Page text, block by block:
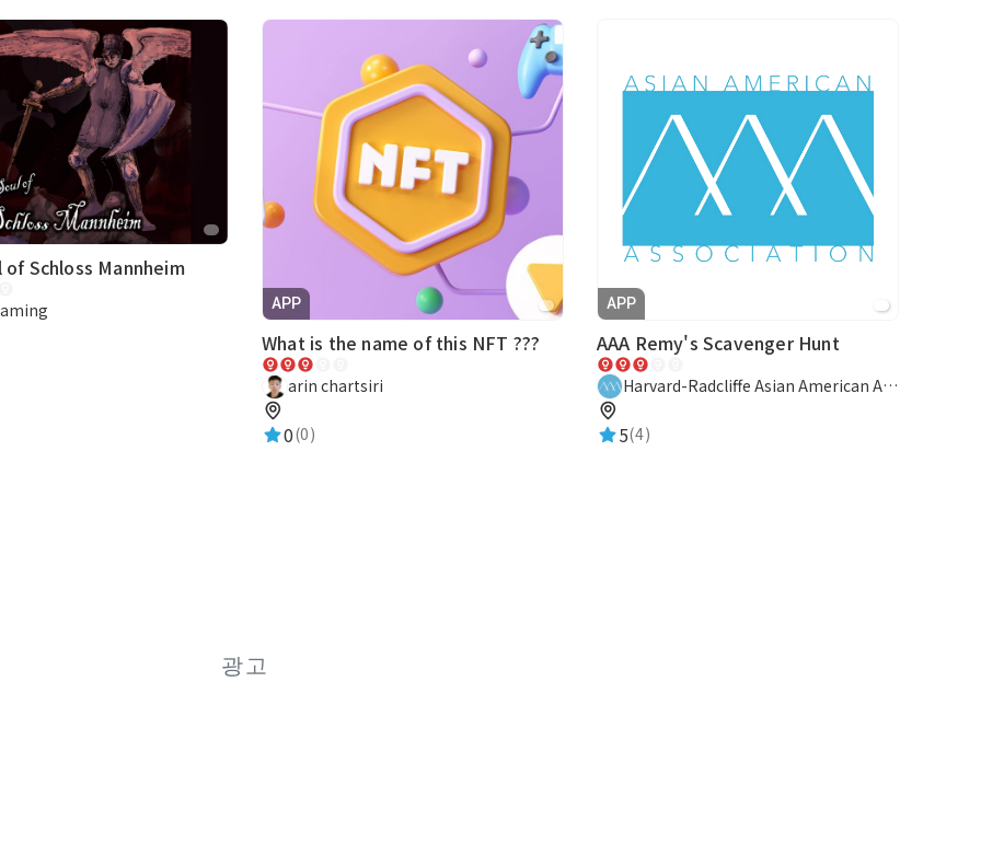
of Schloss Mannheim
APP
What is the name of this NFT ???
arin chartsiri
0(0)
APP
AAA Remy's Scavenger Hunt
Harvard-Radcliffe Asian American Association
5(4)
광고